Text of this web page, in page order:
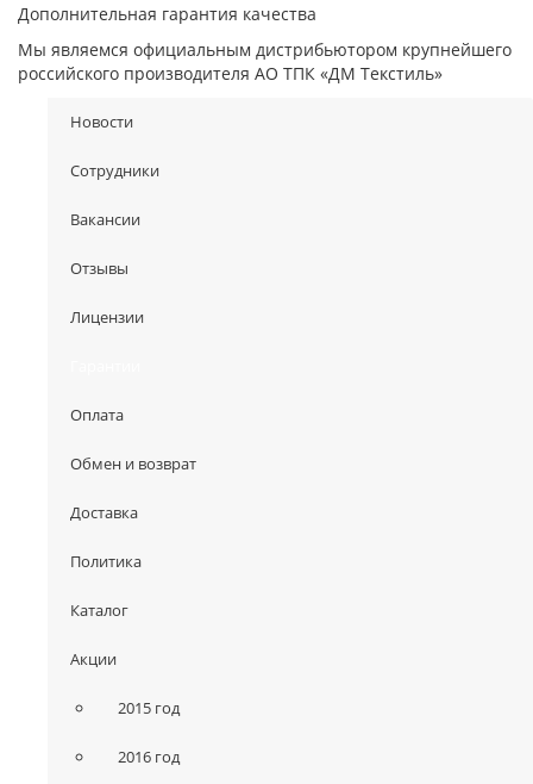
Дополнительная гарантия качества
Мы являемся официальным дистрибьютором крупнейшего
российского производителя АО ТПК «ДМ Текстиль»
Новости
Сотрудники
Вакансии
Отзывы
Лицензии
Оплата
Обмен и возврат
Доставка
Политика
Каталог
Акции
2015 год
2016 год